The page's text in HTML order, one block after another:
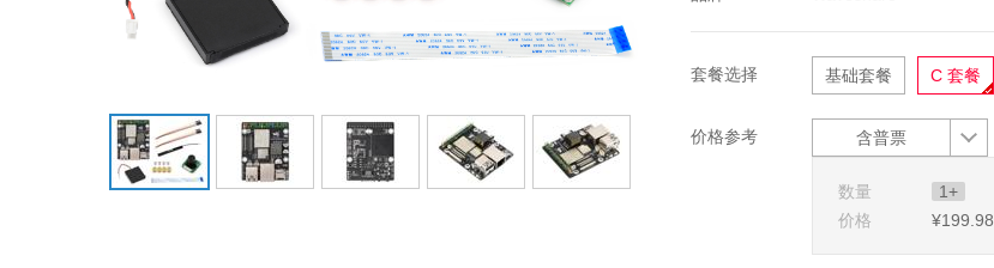
套餐选择 基础套餐 C 套餐
价格参考 含普票
数量 1+
价格
¥199 .98